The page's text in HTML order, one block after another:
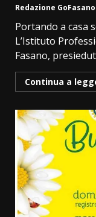
Redazione GoFasano
Portando a casa
L’Istituto
Fasano,
Continua a